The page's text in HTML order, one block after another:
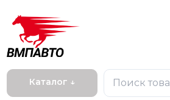
Каталог ↓